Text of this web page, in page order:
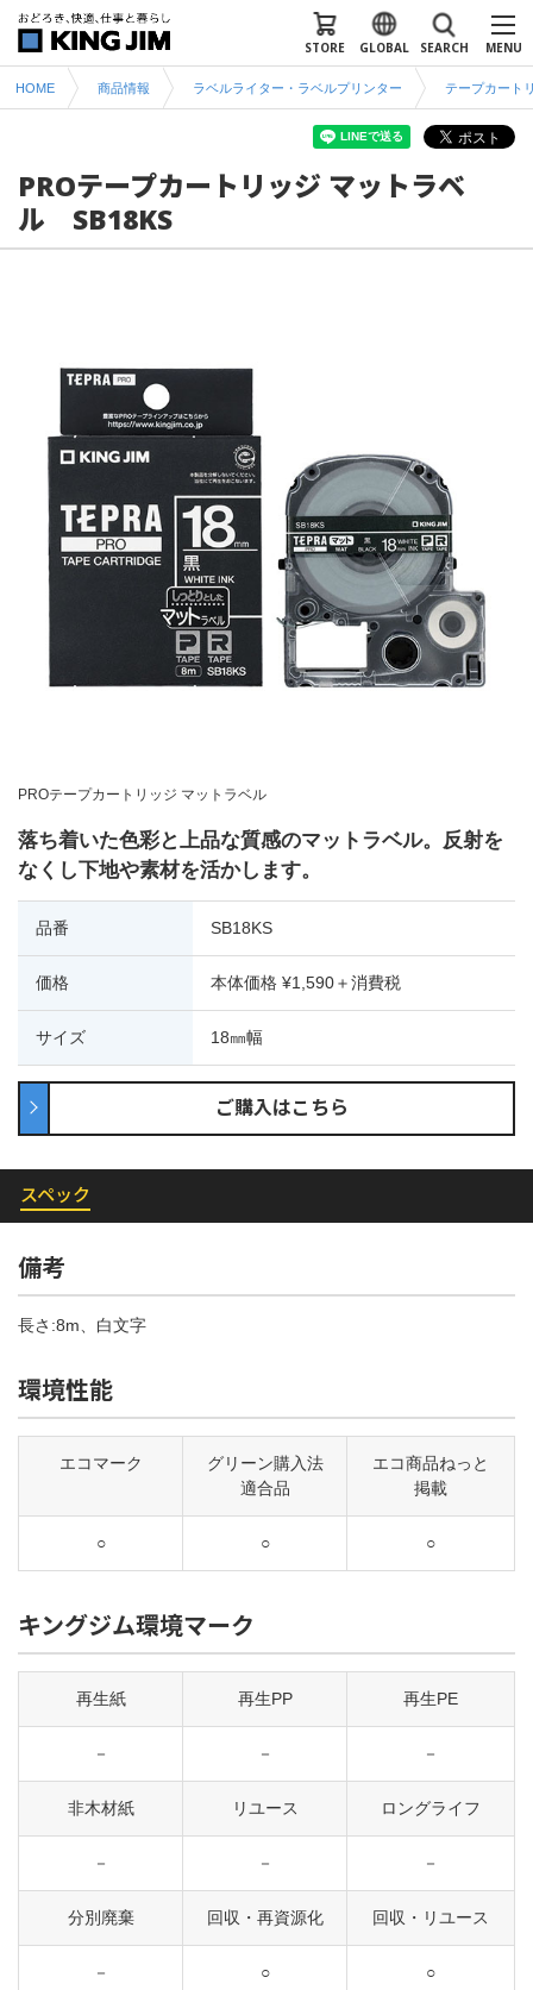
MENU
SEARCH
GLOBAL
STORE
HOME 商品情報 ラベルライター・ラベルプリンター テープカート
PROテープカートリッジ マットラベ
ル SB18KS
PROテープカートリッジ マットラベル
落ち着いた色彩と上品な質感のマットラベル。反射を
なくし下地や素材を活かします。
品番 SB18KS
価格 本体価格 ¥1,590＋消費税
サイズ 18㎜幅
ご購入はこちら
スペック
備考
長さ:8m、白文字
環境性能
エコマーク
グリーン購入法
適合品
エコ商品ねっと
掲載
○ ○ ○
キングジム環境マーク
再生紙 再生PP 再生PE
－ － －
非木材紙 リユース ロングライフ
－ － －
分別廃棄 回収・再資源化 回収・リユース
－ ○ ○